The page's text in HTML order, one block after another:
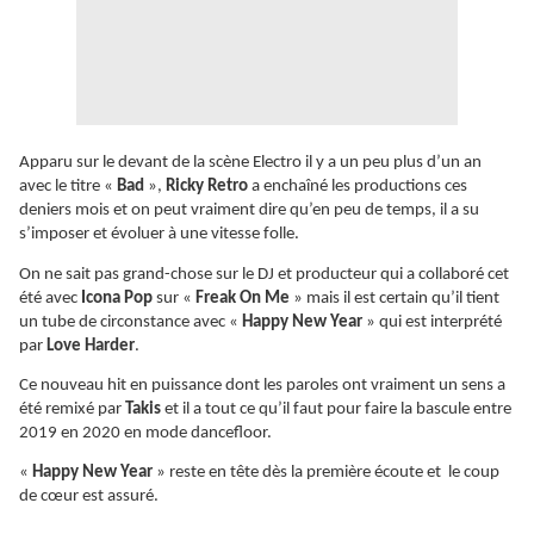
Apparu sur le devant de la scène Electro il y a un peu plus d’un an
avec le titre « Bad », Ricky Retro a enchaîné les productions ces
deniers mois et on peut vraiment dire qu’en peu de temps, il a su
s’imposer et évoluer à une vitesse folle.
On ne sait pas grand-chose sur le DJ et producteur qui a collaboré cet
été avec Icona Pop sur « Freak On Me » mais il est certain qu’il tient
un tube de circonstance avec « Happy New Year » qui est interprété
par Love Harder.
Ce nouveau hit en puissance dont les paroles ont vraiment un sens a
été remixé par Takis et il a tout ce qu’il faut pour faire la bascule entre
2019 en 2020 en mode dancefloor.
« Happy New Year » reste en tête dès la première écoute et le coup
de cœur est assuré.